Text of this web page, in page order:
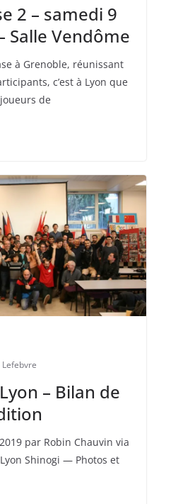
2 – samedi 9
Salle Vendôme
à Grenoble, réunissant
c’est à Lyon que
de
Lefebvre
– Bilan de
par Robin Chauvin via
Shinogi — Photos et